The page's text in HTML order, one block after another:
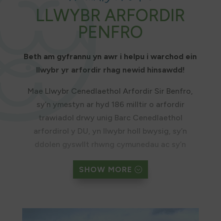
LLWYBR ARFORDIR
PENFRO
Beth am gyfrannu yn awr i helpu i warchod ein
llwybr yr arfordir rhag newid hinsawdd!
Mae Llwybr Cenedlaethol Arfordir Sir Benfro,
sy’n ymestyn ar hyd 186 milltir o arfordir
trawiadol drwy unig Barc Cenedlaethol
arfordirol y DU, yn llwybr holl bwysig, sy’n
Mae’r ardal arbennig hon yn wynebu
SHOW MORE